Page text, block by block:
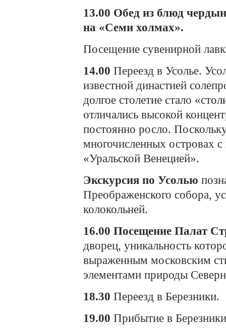
13.00 Обед из блюд
на «Семи холмах».
Посещение сувенирной
14.00 Переезд в Усолье.
известной династией
долгое столетие стало
отличались высокой
постоянно росло.
многочисленных островах с
«Уральской Венецией».
Экскурсия по Усолью
Преображенского собора,
колокольней.
16.00 Посещение Палат
дворец, уникальность
выраженным московским
элементами природы
18.30 Переезд в Березники.
19.00 Прибытие в